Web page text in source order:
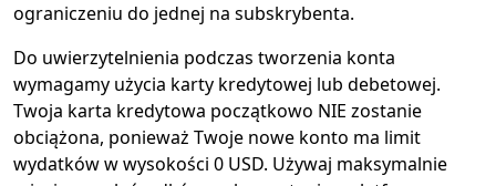
ograniczeniu do jednej na subskrybenta.
Do uwierzytelnienia podczas tworzenia konta
wymagamy użycia karty kredytowej lub debetowej.
Twoja karta kredytowa początkowo NIE zostanie
obciążona, ponieważ Twoje nowe konto ma limit
wydatków w wysokości 0 USD. Używaj maksymalnie